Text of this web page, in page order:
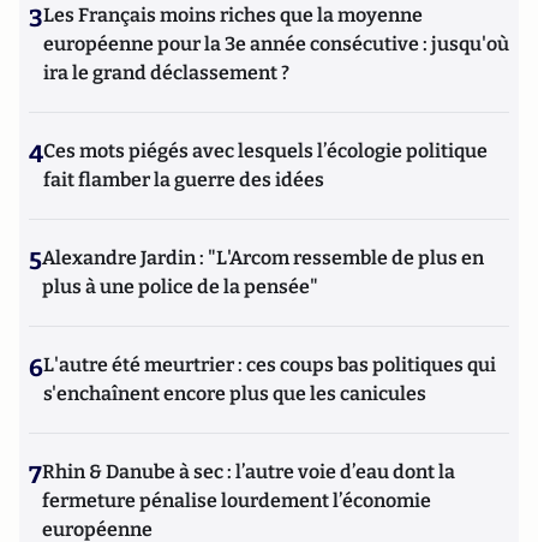
3Les Français moins riches que la moyenne
européenne pour la 3e année consécutive : jusqu'où
ira le grand déclassement ?
4Ces mots piégés avec lesquels l’écologie politique
fait flamber la guerre des idées
5Alexandre Jardin : "L'Arcom ressemble de plus en
plus à une police de la pensée"
6L'autre été meurtrier : ces coups bas politiques qui
s'enchaînent encore plus que les canicules
7Rhin & Danube à sec : l’autre voie d’eau dont la
fermeture pénalise lourdement l’économie
européenne